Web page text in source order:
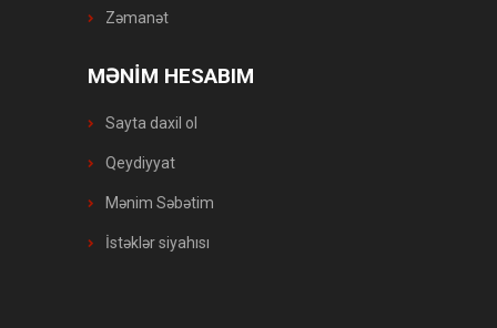
Zəmanət
MƏNİM HESABIM
Sayta daxil ol
Qeydiyyat
Mənim Səbətim
İstəklər siyahısı